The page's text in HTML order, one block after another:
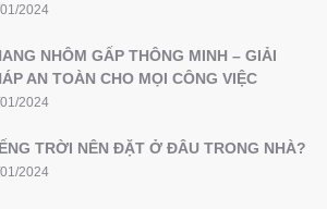
2024
NHÔM GẤP THÔNG MINH – GIẢI
AN TOÀN CHO MỌI CÔNG VIỆC
2024
TRỜI NÊN ĐẶT Ở ĐÂU TRONG NHÀ?
2024